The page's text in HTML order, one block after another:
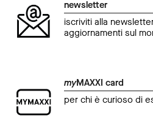
newsletter
iscriviti alla
aggiornamenti sul
myMAXXI card
per chi è curioso di